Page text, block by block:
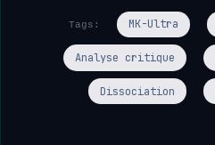
Tags: MK-Ultra
Analyse critique
Dissociation